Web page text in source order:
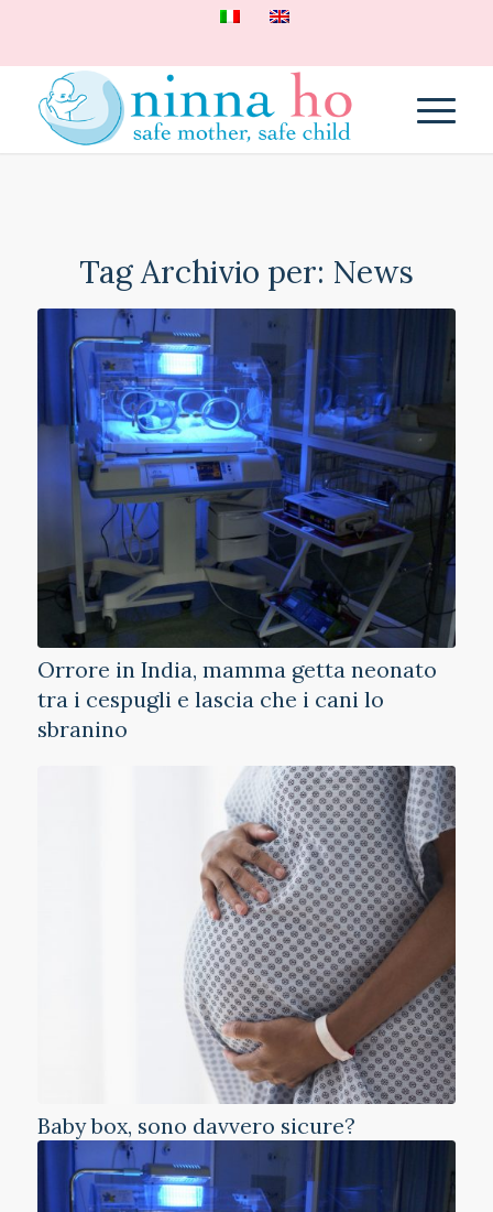
Tag Archivio per: News
Orrore in India, mamma getta neonato
tra i cespugli e lascia che i cani lo
sbranino
Baby box, sono davvero sicure?